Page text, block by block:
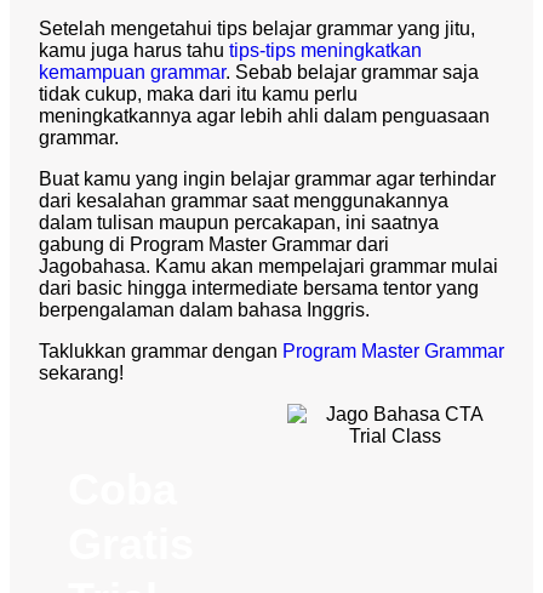
Setelah mengetahui tips belajar grammar yang jitu,
kamu juga harus tahu tips-tips meningkatkan
kemampuan grammar. Sebab belajar grammar saja
tidak cukup, maka dari itu kamu perlu
meningkatkannya agar lebih ahli dalam penguasaan
grammar.
Buat kamu yang ingin belajar grammar agar terhindar
dari kesalahan grammar saat menggunakannya
dalam tulisan maupun percakapan, ini saatnya
gabung di Program Master Grammar dari
Jagobahasa. Kamu akan mempelajari grammar mulai
dari basic hingga intermediate bersama tentor yang
berpengalaman dalam bahasa Inggris.
Taklukkan grammar dengan Program Master Grammar
sekarang!